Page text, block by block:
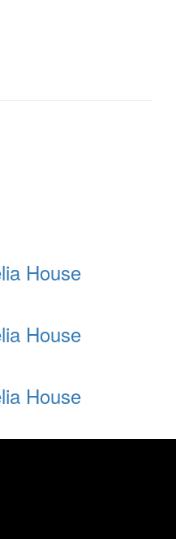
House
House
House